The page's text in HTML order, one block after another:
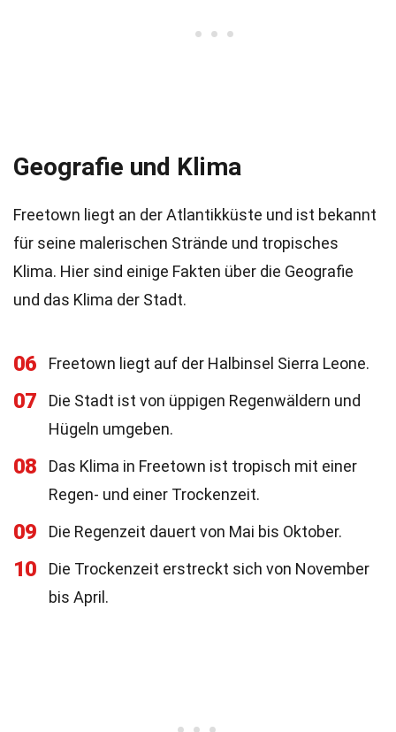
Geografie und Klima
Freetown liegt an der Atlantikküste und ist bekannt
für seine malerischen Strände und tropisches
Klima. Hier sind einige Fakten über die Geografie
und das Klima der Stadt.
06 Freetown liegt auf der Halbinsel Sierra Leone.
07
Die Stadt ist von üppigen Regenwäldern und
Hügeln umgeben.
08
Das Klima in Freetown ist tropisch mit einer
Regen- und einer Trockenzeit.
09 Die Regenzeit dauert von Mai bis Oktober.
10
Die Trockenzeit erstreckt sich von November
bis April.